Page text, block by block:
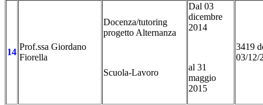
14
Prof.ssa Giordano
Fiorella
Docenza/tutoring
progetto Alternanza
Scuola-Lavoro
Dal 03
dicembre
2014
al 31
maggio
2015
3419
03/12/